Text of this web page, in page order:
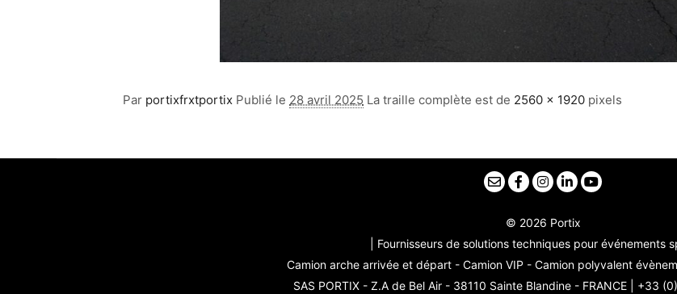
Par portixfrxtportix Publié le 28 avril 2025 La traille complète est de 2560 × 1920 pixels
© 2026 Portix
| Fournisseurs de solutions techniques pour événements
Camion arche arrivée et départ - Camion VIP - Camion polyvalent
SAS PORTIX - Z.A de Bel Air - 38110 Sainte Blandine - FRANCE | +33